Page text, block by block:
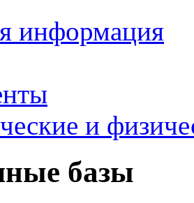
информация
и
базы